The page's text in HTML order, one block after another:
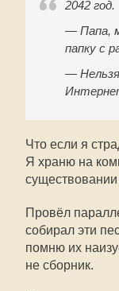
2042 год.
— Папа,
папку с
—
Что если я
Я храню на
Провёл
собирал эти
помню их
не сборник.